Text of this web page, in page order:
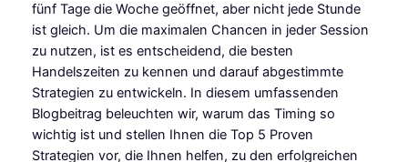
fünf Tage die Woche geöffnet, aber nicht jede Stunde
ist gleich. Um die maximalen Chancen in jeder Session
zu nutzen, ist es entscheidend, die besten
Handelszeiten zu kennen und darauf abgestimmte
Strategien zu entwickeln. In diesem umfassenden
Blogbeitrag beleuchten wir, warum das Timing so
wichtig ist und stellen Ihnen die Top 5 Proven
Strategien vor, die Ihnen helfen, zu den erfolgreichen